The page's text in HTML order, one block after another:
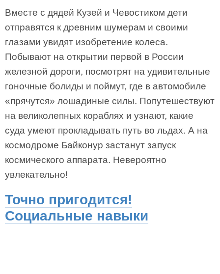
Вместе с дядей Кузей и Чевостиком дети
отправятся к древним шумерам и своими
глазами увидят изобретение колеса.
Побывают на открытии первой в России
железной дороги, посмотрят на удивительные
гоночные болиды и поймут, где в автомобиле
«прячутся» лошадиные силы. Попутешествуют
на великолепных кораблях и узнают, какие
суда умеют прокладывать путь во льдах. А на
космодроме Байконур застанут запуск
космического аппарата. Невероятно
увлекательно!
Точно пригодится!
Социальные навыки